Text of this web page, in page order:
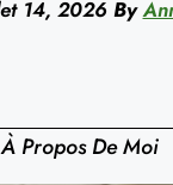
14, 2026 By
À Propos De Moi